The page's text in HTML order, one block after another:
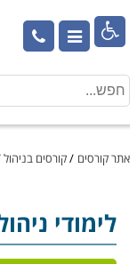

אתר קורסים /קורסים בניהול
לימודי